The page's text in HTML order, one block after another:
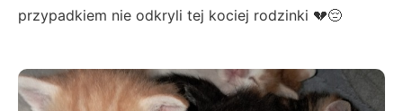
przypadkiem nie odkryli tej kociej rodzinki 💔😔